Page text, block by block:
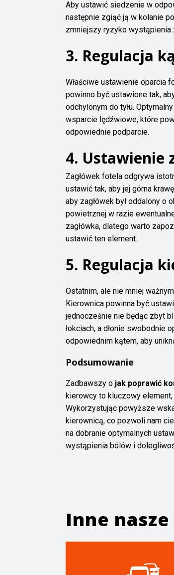
Aby ustawić siedzenie w
następnie zgiąć ją w kolanie
zmniejszy ryzyko wystąpienia
3. Regulacja
Właściwe ustawienie oparcia
powinno być ustawione tak,
odchylonym do tyłu.
wsparcie lędźwiowe, które
odpowiednie podparcie.
4. Ustawienie
Zagłówek fotela odgrywa
ustawić tak, aby jej górna
aby zagłówek był oddalony o
powietrznej w razie
zagłówka, dlatego warto
ustawić ten element.
5. Regulacja
Ostatnim, ale nie mniej
Kierownica powinna być
jednocześnie nie będąc zbyt
łokciach, a dłonie swobodnie
odpowiednim kątem, aby
Podsumowanie
Zadbawszy o jak poprawić
kierowcy to kluczowy
Wykorzystując powyższe
kierownicą, co pozwoli nam
na dobranie optymalnych
wystąpienia bólów i
Inne nasze